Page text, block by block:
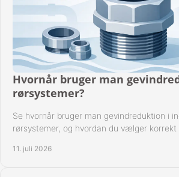
Hvornår bruger man
rørsystemer?
Se hvornår bruger man gevindreduktion i
rørsystemer, og hvordan du vælger korrekt
11. juli 2026